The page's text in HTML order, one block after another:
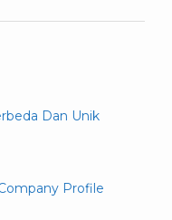
Dan Unik
Profile